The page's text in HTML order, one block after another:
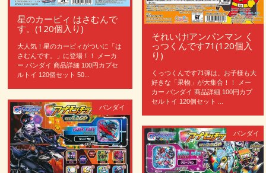
星のカービィ はさむんで
す。(120個入り)
大人気！星のカービィがついに「は
さむんです。」に登場！！ メーカ
ー バンダイ 商品詳細 100円カプセ
ルトイ 120個セット 50...
それいけ!アンパンマン く
っつくんです71(120個入
り)
くっつくんです71弾は、お子様も大
好きな「果物」が大集合！！ メー
カー バンダイ 商品詳細 100円カプ
セルトイ 120個セット ...
バンダイ
バンダイ